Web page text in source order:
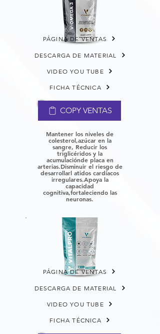
PÁGINA DE VENTAS
DESCARGA DE MATERIAL
VIDEO YOU TUBE
FICHA TÉCNICA
COPY VENTAS
Mantener los niveles de
colesterol,azúcar en la
sangre, Reducir los
triglicéridos y la
acumulaciónde placa en
arterias.Disminuir el riesgo de
desarrollarl atidos cardíacos
irregulares.Apoya la
capacidad
cognitiva,fortaleciendo las
neuronas.
PÁGINA DE VENTAS
DESCARGA DE MATERIAL
VIDEO YOU TUBE
FICHA TÉCNICA